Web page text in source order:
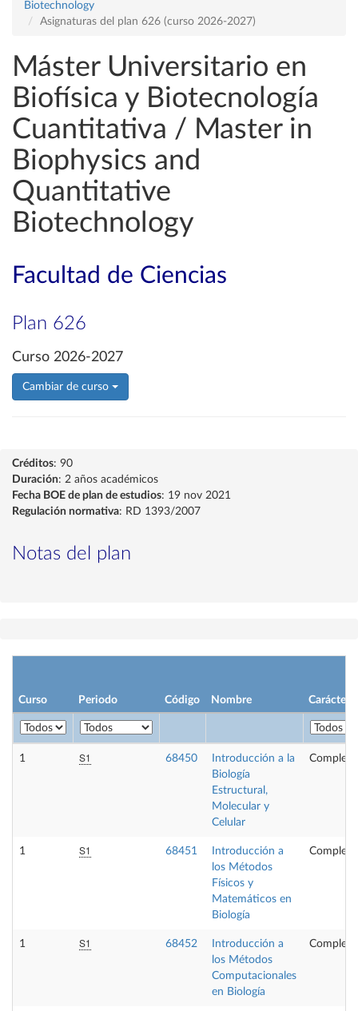
Biotechnology
Asignaturas del plan 626 (curso 2026-2027)
Máster Universitario en
Biofísica y Biotecnología
Cuantitativa / Master in
Biophysics and
Quantitative
Biotechnology
Facultad de Ciencias
Plan 626
Curso 2026-2027
Cambiar de curso
Créditos: 90
Duración: 2 años académicos
Fecha BOE de plan de estudios: 19 nov 2021
Regulación normativa: RD 1393/2007
Notas del plan
Curso Periodo Código Nombre Carácter
1 S1 68450
Introducción a la
Biología
Estructural,
Molecular y
Celular
1 S1 68451
Introducción a
los Métodos
Físicos y
Matemáticos en
Biología
1 S1 68452
Introducción a
los Métodos
Computacionales
en Biología